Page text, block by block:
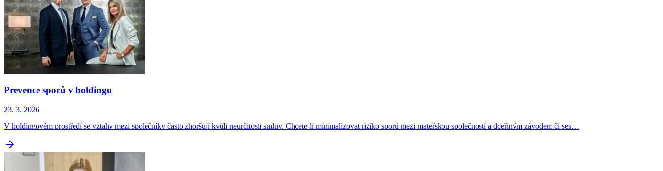
Prevence sporů v holdingu
23. 3. 2026
V holdingovém prostředí se vztahy mezi společníky často zhoršují kvůli neurčitosti smluv. Chcete-li minimalizovat riziko sporů mezi mateřskou společností a dceřiným závodem či ses…